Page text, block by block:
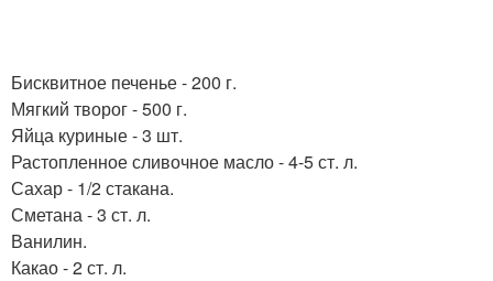
Бисквитное печенье - 200 г.
Мягкий творог - 500 г.
Яйца куриные - 3 шт.
Растопленное сливочное масло - 4-5 ст. л.
Сахар - 1/2 стакана.
Сметана - 3 ст. л.
Ванилин.
Какао - 2 ст. л.